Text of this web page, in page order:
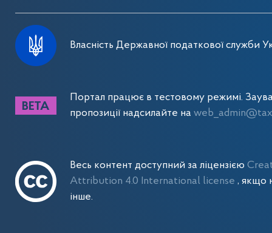
Власність Державної податкової служби
Портал працює в тестовому режимі.
пропозиції надсилайте на
Весь контент доступний за ліцензією
Attribution 4.0 International license , якщо
інше.